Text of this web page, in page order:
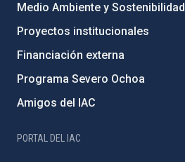
Medio Ambiente y Sostenibilidad
Proyectos institucionales
Financiación externa
Programa Severo Ochoa
Amigos del IAC
PORTAL DEL IAC